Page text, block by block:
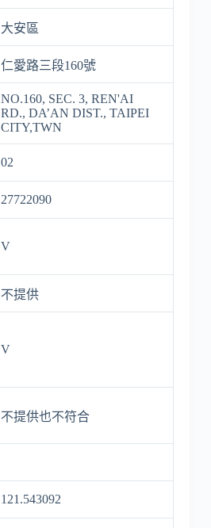
大安區
仁愛路三段160號
NO.160, SEC. 3, REN'AI
RD., DA’AN DIST., TAIPEI
CITY,TWN
02
27722090
V
不提供
V
不提供也不符合
121.543092